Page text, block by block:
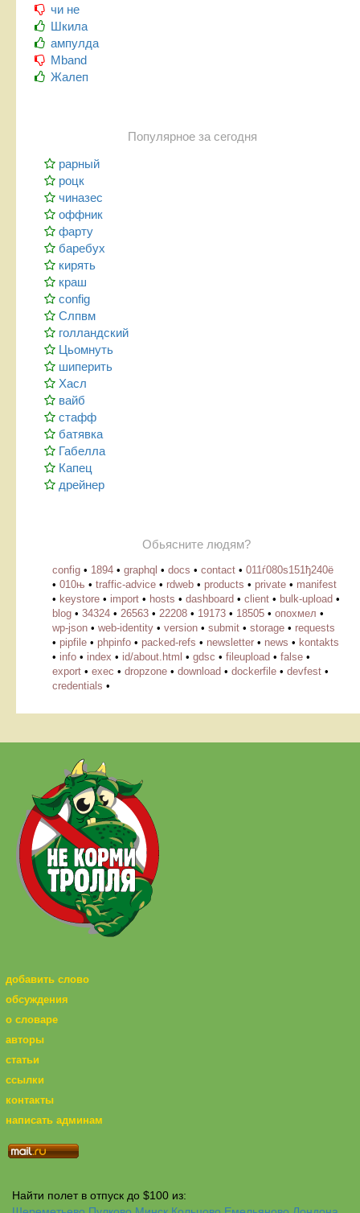
чи не
Шкила
ампулда
Mband
Жалеп
Популярное за сегодня
рарный
роцк
чиназес
оффник
фарту
баребух
кирять
краш
config
Слпвм
голландский
Цьомнуть
шиперить
Хасл
вайб
стафф
батявка
Габелла
Капец
дрейнер
Обьясните людям?
config • 1894 • graphql • docs • contact • 011ѓ080ѕ151ђ240ё
• 010њ • traffic-advice • rdweb • products • private • manifest
• keystore • import • hosts • dashboard • client • bulk-upload •
blog • 34324 • 26563 • 22208 • 19173 • 18505 • опохмел •
wp-json • web-identity • version • submit • storage • requests
• pipfile • phpinfo • packed-refs • newsletter • news • kontakts
• info • index • id/about.html • gdsc • fileupload • false •
export • exec • dropzone • download • dockerfile • devfest •
credentials •
добавить слово
обсуждения
о словаре
авторы
статьи
ссылки
контакты
написать админам
Найти полет в отпуск до $100 из: